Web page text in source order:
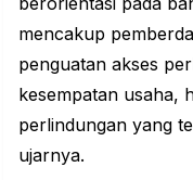
mencakup
penguatan akses
kesempatan usaha,
perlindungan yang
ujarnya.